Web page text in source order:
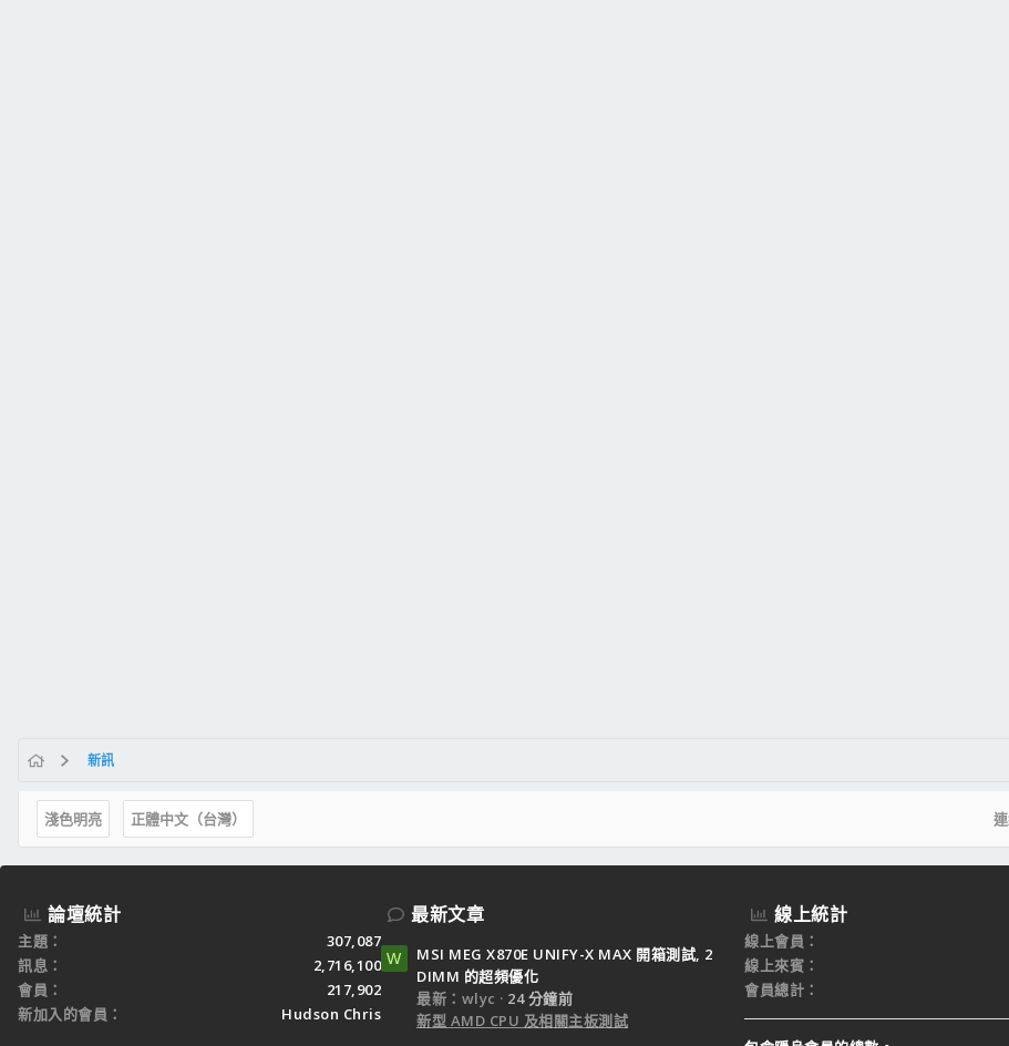
新訊
淺色明亮 正體中文（台灣）
論壇統計
主題
307,087
訊息
2,716,100
會員
217,902
新加入的會員
Hudson Chris
最新文章
W
MSI MEG X870E UNIFY-X MAX 開箱測試, 2
DIMM 的超頻優化
最新：wlyc
24 分鐘前
新型 AMD CPU 及相關主板測試
線上統計
線上會員
線上來賓
會員總計